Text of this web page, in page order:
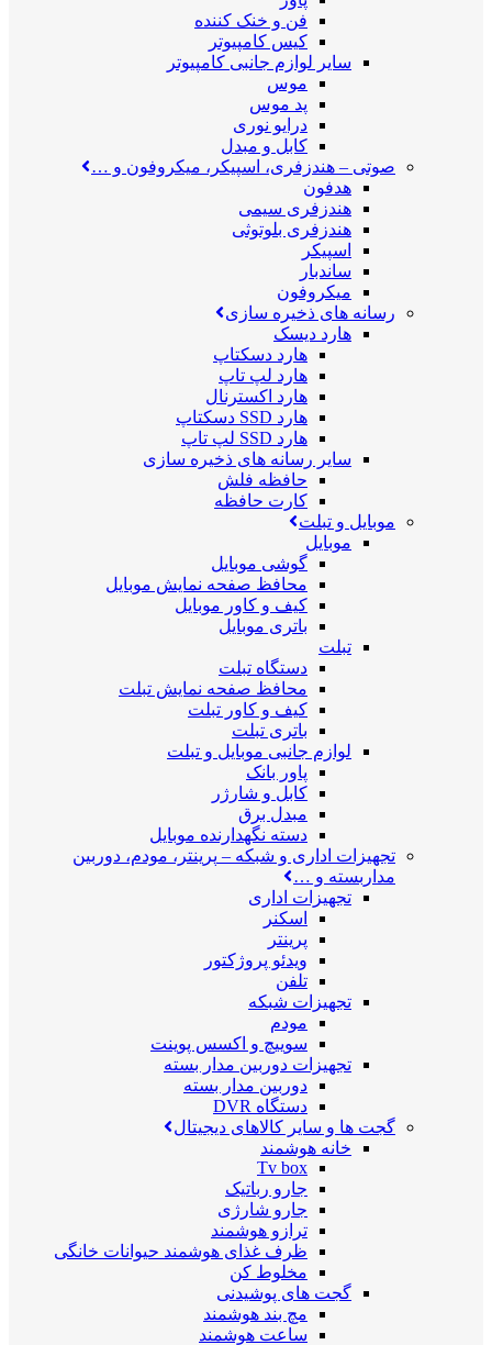
فن و خنک کننده
کیس کامپیوتر
سایر لوازم جانبی کامپیوتر
موس
پد موس
درایو نوری
کابل و مبدل
صوتی – هندزفری، اسپیکر، میکروفون و …
هدفون
هندزفری سیمی
هندزفری بلوتوثی
اسپیکر
ساندبار
میکروفون
رسانه های ذخیره سازی
هارد دیسک
هارد دسکتاپ
هارد لپ تاپ
هارد اکسترنال
هارد SSD دسکتاپ
هارد SSD لپ تاپ
سایر رسانه های ذخیره سازی
حافظه فلش
کارت حافظه
موبایل و تبلت
موبایل
گوشی موبایل
محافظ صفحه نمایش موبایل
کیف و کاور موبایل
باتری موبایل
تبلت
دستگاه تبلت
محافظ صفحه نمایش تبلت
کیف و کاور تبلت
باتری تبلت
لوازم جانبی موبایل و تبلت
پاور بانک
کابل و شارژر
مبدل برق
دسته نگهدارنده موبایل
تجهیزات اداری و شبکه – پرینتر، مودم، دوربین
مداربسته و …
تجهیزات اداری
اسکنر
پرینتر
ویدئو پروژکتور
تلفن
تجهیزات شبکه
مودم
سوییچ و اکسس پوینت
تجهیزات دوربین مدار بسته
دوربین مدار بسته
دستگاه DVR
گجت ها و سایر کالاهای دیجیتال
خانه هوشمند
Tv box
جارو رباتیک
جارو شارژی
ترازو هوشمند
ظرف غذای هوشمند حیوانات خانگی
مخلوط کن
گجت های پوشیدنی
مچ بند هوشمند
ساعت هوشمند